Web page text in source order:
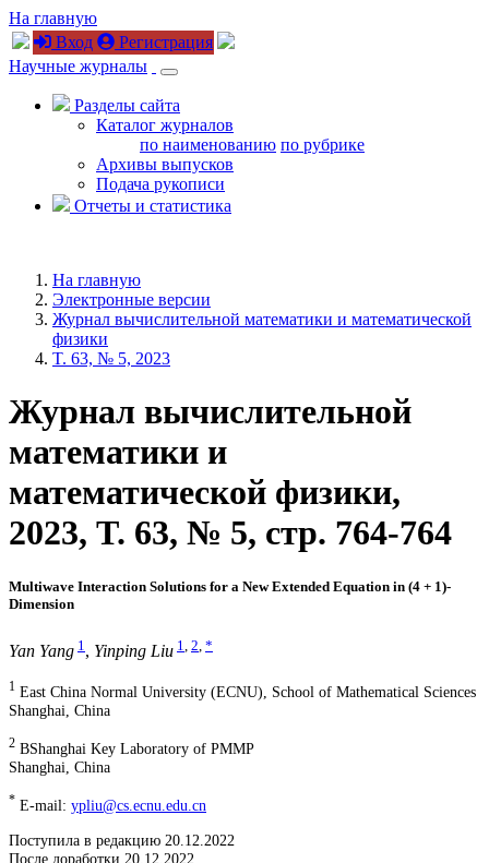
На главную
Вход
Регистрация
Научные журналы
Разделы сайта
Каталог журналов
по наименованию по рубрике
Архивы выпусков
Подача рукописи
Отчеты и статистика
На главную
Электронные версии
Журнал вычислительной математики и математической
физики
T. 63, № 5, 2023
Журнал вычислительной
математики и
математической физики,
2023, T. 63, № 5, стр. 764-764
Multiwave Interaction Solutions for a New Extended Equation in (4 + 1)-
Dimension
Yan Yang 1 , Yinping Liu 1 2 *
1 East China Normal University (ECNU), School of Mathematical Sciences
Shanghai, China
2 BShanghai Key Laboratory of PMMP
Shanghai, China
* E-mail: ypliu@cs.ecnu.edu.cn
Поступила в редакцию 20.12.2022
После доработки 20.12.2022